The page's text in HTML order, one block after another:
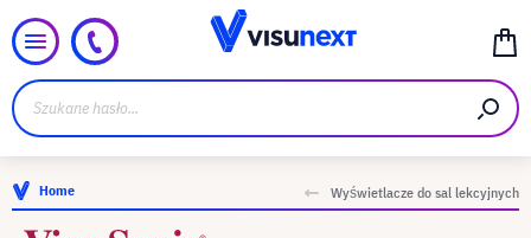
Home Wyświetlacze do sal lekcyjnych